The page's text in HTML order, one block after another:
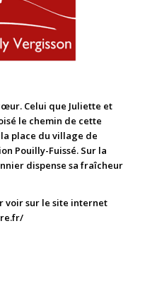
Celui que Juliette et
le chemin de cette
place du village de
Pouilly-Fuissé. Sur la
dispense sa fraîcheur
voir sur le site internet